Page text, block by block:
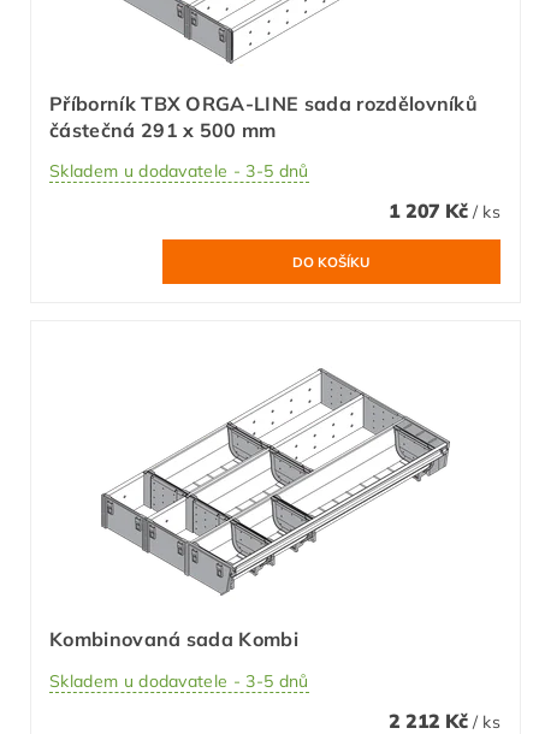
Příborník TBX ORGA-LINE sada rozdělovníků
částečná 291 x 500 mm
Skladem u dodavatele - 3-5 dnů
1 207 Kč / ks
Kombinovaná sada Kombi
Skladem u dodavatele - 3-5 dnů
2 212 Kč / ks